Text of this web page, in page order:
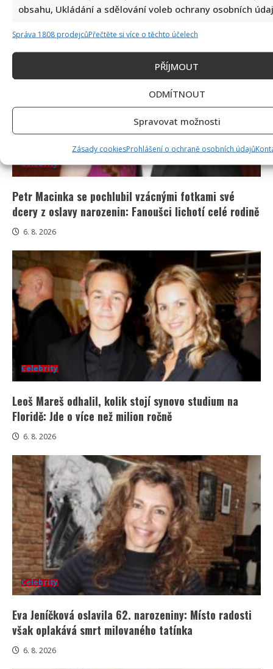
obsahu, Ukládání a sdělování voleb ochrany osobních
Správa 1808 prodejcůPřečtěte si více o těchto účelech
PŘÍJMOUT
ODMÍTNOUT
Spravovat možnosti
Zásady cookiesProhlášení o ochraně osobních údajů
Celebrity
Petr Macinka se pochlubil vzácnými fotkami své
dcery z oslavy narozenin: Fanoušci lichotí celé rodině
6. 8. 2026
Celebrity
Leoš Mareš odhalil, kolik stojí synovo studium na
Floridě: Jde o více než milion ročně
6. 8. 2026
Celebrity
Eva Jeníčková oslavila 62. narozeniny: Místo radosti
však oplakává smrt milovaného tatínka
6. 8. 2026